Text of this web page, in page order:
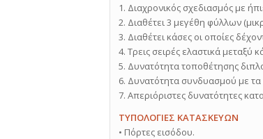
1. Διαχρονικός σχεδιασμός με
2. Διαθέτει 3 μεγέθη φύλλων
3. Διαθέτει κάσες οι οποίες
4. Τρεις σειρές ελαστικά
5. Δυνατότητα τοποθέτησης
6. Δυνατότητα συνδυασμού με
7. Απεριόριστες δυνατότητες
ΤΥΠΟΛΟΓΙΕΣ ΚΑΤΑΣΚΕΥΩΝ
• Πόρτες εισόδου.